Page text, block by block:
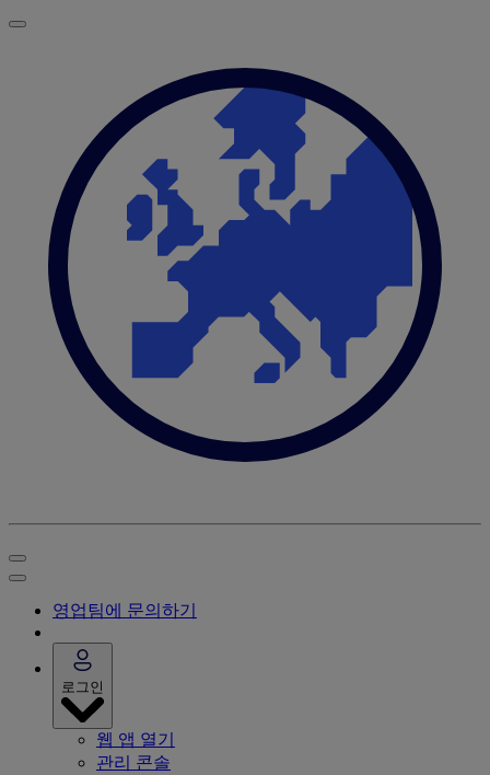
영업팀에 문의하기
로그인
웹 앱 열기
관리 콘솔